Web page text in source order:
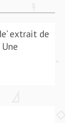
extrait de